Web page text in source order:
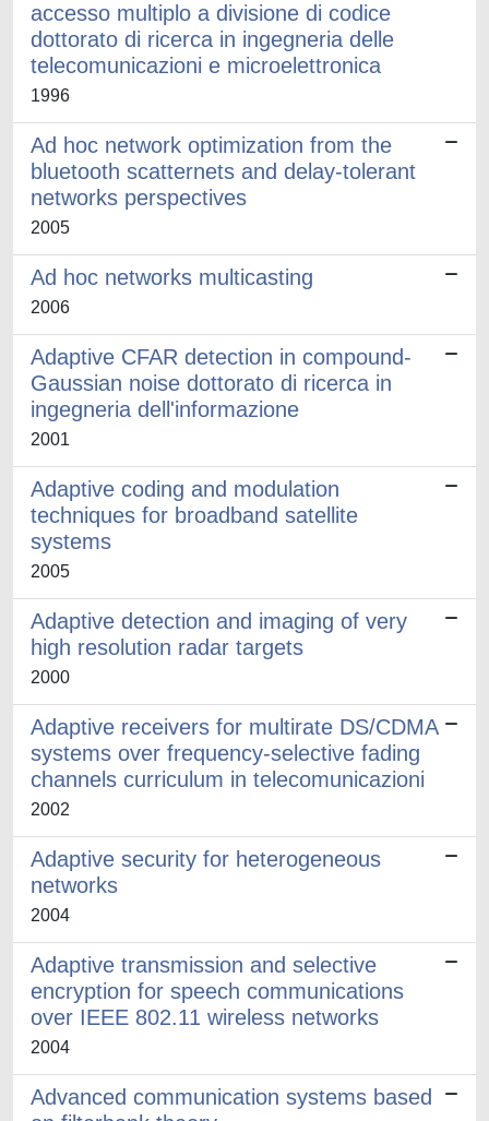
accesso multiplo a divisione di codice
dottorato di ricerca in ingegneria delle
telecomunicazioni e microelettronica
1996
Ad hoc network optimization from the
bluetooth scatternets and delay-tolerant
networks perspectives
2005
Ad hoc networks multicasting
2006
Adaptive CFAR detection in compound-
Gaussian noise dottorato di ricerca in
ingegneria dell'informazione
2001
Adaptive coding and modulation
techniques for broadband satellite
systems
2005
Adaptive detection and imaging of very
high resolution radar targets
2000
Adaptive receivers for multirate DS/CDMA
systems over frequency-selective fading
channels curriculum in telecomunicazioni
2002
Adaptive security for heterogeneous
networks
2004
Adaptive transmission and selective
encryption for speech communications
over IEEE 802.11 wireless networks
2004
Advanced communication systems based